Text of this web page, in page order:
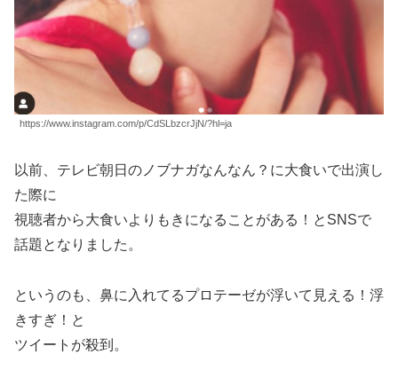
https://www.instagram.com/p/CdSLbzcrJjN/?hl=ja
以前、テレビ朝日のノブナガなんなん？に大食いで出演し
た際に
視聴者から大食いよりもきになることがある！とSNSで
話題となりました。
というのも、鼻に入れてるプロテーゼが浮いて見える！浮
きすぎ！と
ツイートが殺到。